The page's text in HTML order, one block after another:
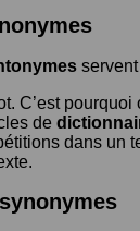
servent
C’est pourquoi
de
dans un